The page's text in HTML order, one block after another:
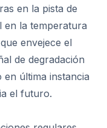
en la pista de
en la temperatura
envejece el
de degradación
en última instancia
el futuro.